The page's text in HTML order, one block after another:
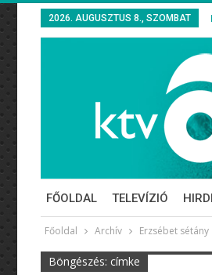
2026. AUGUSZTUS 8., SZOMBAT
FŐOLDAL TELEVÍZIÓ
Főoldal Archív Erzsébet sétány
Böngészés: címke